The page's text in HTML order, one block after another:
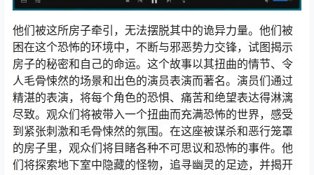
他们被这所房子牵引，无法摆脱其中的诡异力量。他们被
困在这个恐怖的环境中，不断与邪恶势力交锋，试图揭示
房子的秘密和自己的命运。这个故事以其扭曲的情节、令
人毛骨悚然的场景和出色的演员表演而著名。演员们通过
精湛的表演，将每个角色的恐惧、痛苦和绝望表达得淋漓
尽致。观众们将被带入一个扭曲而充满恐怖的世界，感受
到紧张刺激和毛骨悚然的氛围。在这座被谋杀和恶行笼罩
的房子里，观众们将目睹各种不可思议和恐怖的事件。他
们将探索地下室中隐藏的怪物，追寻幽灵的足迹，并揭开